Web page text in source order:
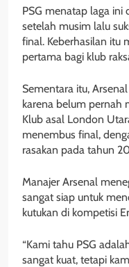
PSG menatap laga ini
setelah musim lalu
final. Keberhasilan itu
pertama bagi klub
Sementara itu,
karena belum pernah
Klub asal London
menembus final,
rasakan pada tahun
Manajer Arsenal
sangat siap untuk
kutukan di kompetisi
“Kami tahu PSG
sangat kuat, tetapi